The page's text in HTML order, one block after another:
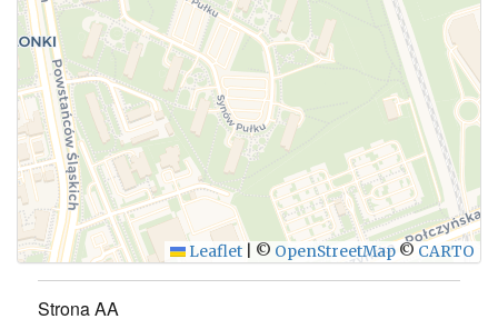
Leaflet © OpenStreetMap © CARTO
Strona AA